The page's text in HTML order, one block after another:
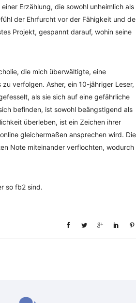
Erzählung, die sowohl unheimlich als
der Ehrfurcht vor der Fähigkeit und
Projekt, gespannt darauf, wohin seine
die mich überwältigte, eine
verfolgen. Asher, ein 10-jähriger Leser,
als sie sich auf eine gefährliche
befinden, ist sowohl beängstigend als
überleben, ist ein Zeichen ihrer
gleichermaßen ansprechen wird. Die
Note miteinander verflochten, wodurch
so fb2 sind.